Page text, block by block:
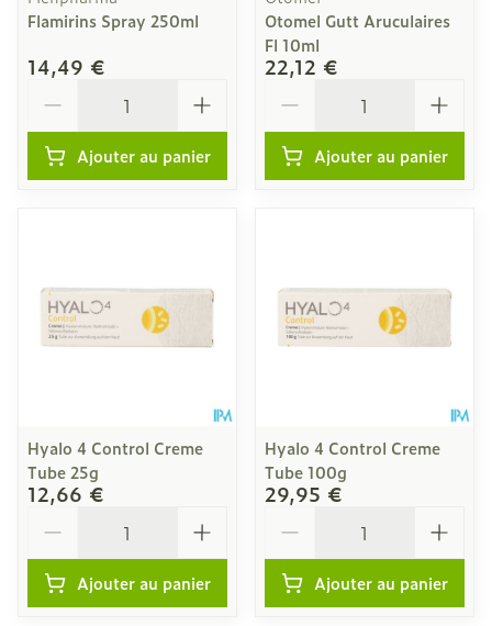
Flamirins Spray 250ml
14,49 €
Ajouter au panier
Otomel Gutt Aruculaires
Fl 10ml
22,12 €
Ajouter au panier
Hyalo 4 Control Creme
Tube 25g
12,66 €
Ajouter au panier
Hyalo 4 Control Creme
Tube 100g
29,95 €
Ajouter au panier